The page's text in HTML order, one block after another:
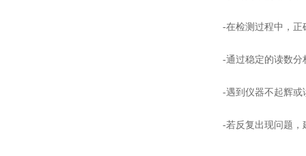
-在检测过程中，正确
-通过稳定的读数分析
-遇到仪器不起辉或读
-若反复出现问题，